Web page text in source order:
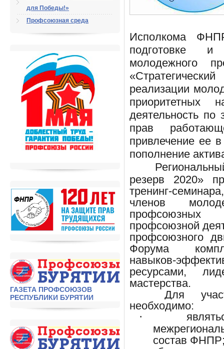
для Победы!»
Профсоюзная среда
ГАЗЕТА ПРОФСОЮЗОВ
РЕСПУБЛИКИ БУРЯТИИ
Исполкома
подготовке и
молодежного
реализации
приоритетных
деятельность по
прав
привлечение ее
пополнение
резерв 2020»
тренинг-
членов
профсоюзной
профсоюзного
Форума
навыков-
ресурсами,
мастерства.
Для
необходимо:
·
состав